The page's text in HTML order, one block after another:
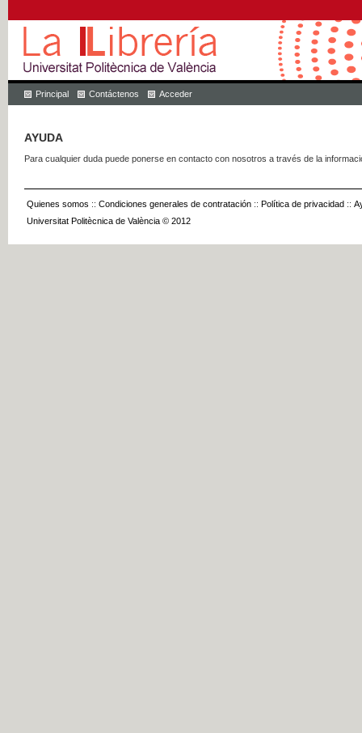
Principal Contáctenos Acceder
AYUDA
Para cualquier duda puede ponerse en contacto con nosotros a través de la
Quienes somos :: Condiciones generales de contratación :: Política de privacidad ::
Universitat Politècnica de València © 2012